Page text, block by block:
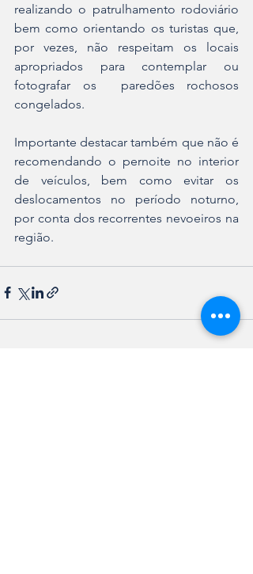
realizando o patrulhamento rodoviário
bem como orientando os turistas que,
por vezes, não respeitam os locais
apropriados para contemplar ou
fotografar os  paredões rochosos
congelados.
Importante destacar também que não é
recomendando o pernoite no interior
de veículos, bem como evitar os
deslocamentos no período noturno,
por conta dos recorrentes nevoeiros na
região.